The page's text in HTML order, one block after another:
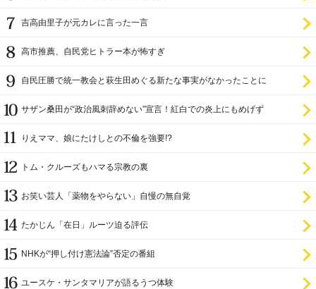
吉高由里子が元カレに言った一言
高市推薦、自民党ヒトラー本が怖すぎ
自民圧勝で統一教会と萩生田めぐる新たな事実がなかったことに
サザン桑田が“政治風刺辞めない”宣言！紅白での炎上にもめげず
りえママ、娘にたけしとの不倫を強要!?
トム・クルーズもハマる宗教の裏
お笑い芸人「薬物をやらない」自慢の無自覚
たかじん「在日」ルーツ迫る評伝
NHKが“押し付け憲法論”否定の番組
ユースケ・サンタマリアが語るうつ体験